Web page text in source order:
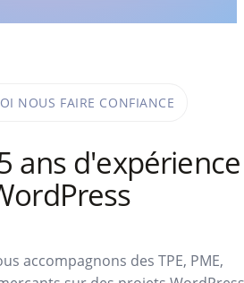
NOUS FAIRE CONFIANCE
ans d'expérience
accompagnons des TPE, PME,